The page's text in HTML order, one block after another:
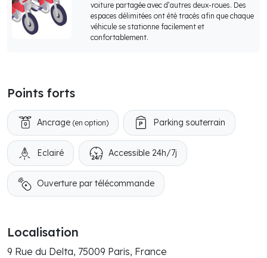
voiture partagée avec d’autres deux-roues. Des
espaces délimitées ont été tracés afin que chaque
véhicule se stationne facilement et
confortablement.
Points forts
Ancrage (en option) Parking souterrain
Eclairé Accessible 24h/7j
Ouverture par télécommande
Localisation
9 Rue du Delta, 75009 Paris, France